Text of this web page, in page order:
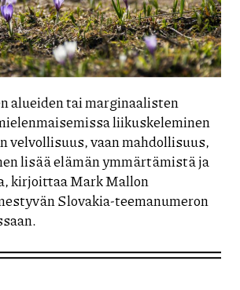
alueiden tai marginaalisten
liikuskeleminen
velvollisuus, vaan mahdollisuus,
lisää elämän ymmärtämistä ja
kirjoittaa Mark Mallon
Slovakia-teemanumeron